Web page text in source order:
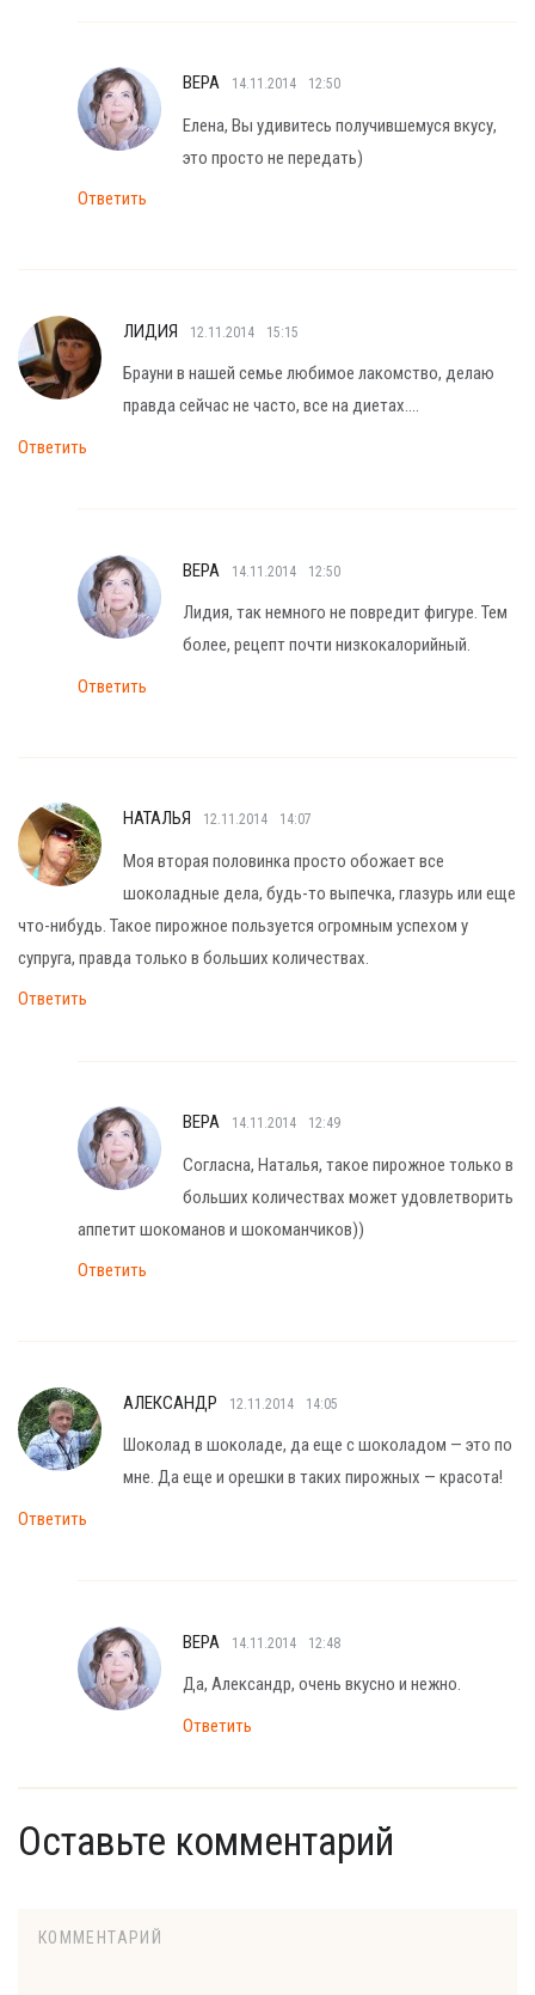
ВЕРА 14.11.2014 12:50
Елена, Вы удивитесь получившемуся вкусу,
это просто не передать)
Ответить
ЛИДИЯ 12.11.2014 15:15
Брауни в нашей семье любимое лакомство, делаю
правда сейчас не часто, все на диетах….
Ответить
ВЕРА 14.11.2014 12:50
Лидия, так немного не повредит фигуре. Тем
более, рецепт почти низкокалорийный.
Ответить
НАТАЛЬЯ 12.11.2014 14:07
Моя вторая половинка просто обожает все
шоколадные дела, будь-то выпечка, глазурь или еще
что-нибудь. Такое пирожное пользуется огромным успехом у
супруга, правда только в больших количествах.
Ответить
ВЕРА 14.11.2014 12:49
Согласна, Наталья, такое пирожное только в
больших количествах может удовлетворить
аппетит шокоманов и шокоманчиков))
Ответить
АЛЕКСАНДР 12.11.2014 14:05
Шоколад в шоколаде, да еще с шоколадом — это по
мне. Да еще и орешки в таких пирожных — красота!
Ответить
ВЕРА 14.11.2014 12:48
Да, Александр, очень вкусно и нежно.
Ответить
Оставьте комментарий